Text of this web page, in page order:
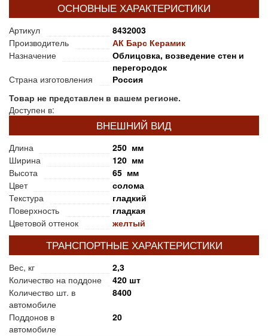
ОСНОВНЫЕ ХАРАКТЕРИСТИКИ
Артикул
8432003
Производитель
АК Барс Керамик
Назначение
Облицовка, возведение стен и
перегородок
Страна изготовления
Россия
Товар не представлен в вашем регионе.
Доступен в:
ВНЕШНИЙ ВИД
Длина
250 мм
Ширина
120 мм
Высота
65 мм
Цвет
солома
Текстура
гладкий
Поверхность
гладкая
Цветовой оттенок
желтый
ТРАНСПОРТНЫЕ ХАРАКТЕРИСТИКИ
Вес, кг
2,3
Количество на поддоне
420 шт
Количество шт. в
автомобиле
8400
Поддонов в
автомобиле
20